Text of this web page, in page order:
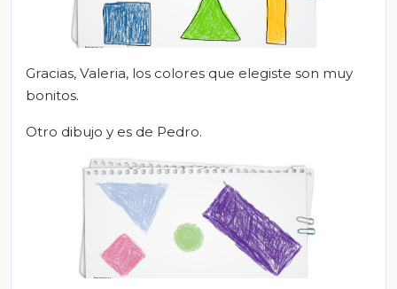
Gracias, Valeria, los colores que elegiste son muy
bonitos.
Otro dibujo y es de Pedro.